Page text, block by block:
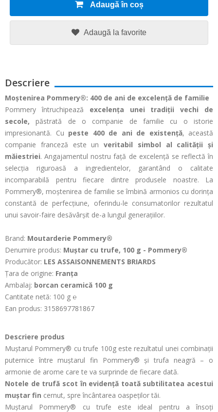
Adaugă în coș
Adaugă la favorite
Descriere
Moștenirea Pommery®: 400 de ani de excelență de familie
Pommery întruchipează excelența unei tradiții vechi de
secole,păstrată de o companie de familie cu o istorie
impresionantă. Cu peste 400 de ani de existență, această
companie franceză este un veritabil simbol al calității și
măiestriei. Angajamentul nostru față de excelență se reflectă în
selecția riguroasă a ingredientelor, garantând o calitate
incomparabilă pentru fiecare dintre produsele noastre. La
Pommery®, moștenirea de familie se îmbină armonios cu dorința
constantă de perfecțiune, oferindu-le consumatorilor rezultatul
unui savoir-faire desăvârșit de-a lungul generațiilor.
Brand: Moutarderie Pommery®
Denumire produs: Muștar cu trufe, 100 g - Pommery®
Producător: LES ASSAISONNEMENTS BRIARDS
Țara de origine: Franța
Ambalaj: borcan ceramică 100 g
Cantitate netă: 100 g ℮
Ean produs: 3158697781867
Descriere produs
Muștarul Pommery® cu trufe 100g este rezultatul unei combinații
puternice între muștarul fin Pommery® și trufa neagră – o
armonie de arome care te va surprinde de fiecare dată.
Notele de trufă scot în evidență toată subtilitatea acestui
muștar fin cernut, spre încântarea oaspeților tăi.
Muștarul Pommery® cu trufe este ideal pentru a însoți